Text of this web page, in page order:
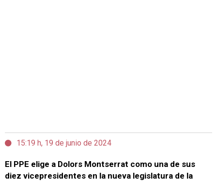
15:19 h, 19 de junio de 2024
El PPE elige a Dolors Montserrat como una de sus
diez vicepresidentes en la nueva legislatura de la